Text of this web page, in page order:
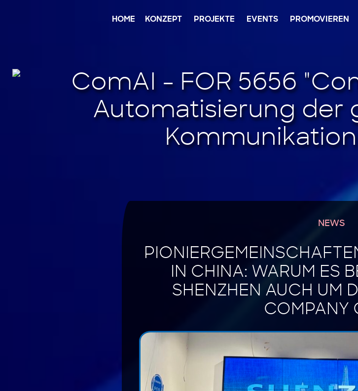
HOME KONZEPT PROJEKTE EVENTS PROMOVIEREN
NEWS
IN CHINA: WARUM ES
SHENZHEN AUCH UM
COMPANY